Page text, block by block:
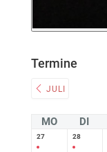
Termine
JULI
MO DI
27 28